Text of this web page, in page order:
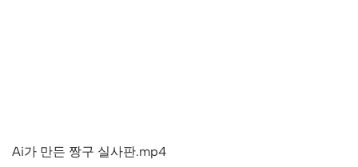
Ai가 만든 짱구 실사판.mp4